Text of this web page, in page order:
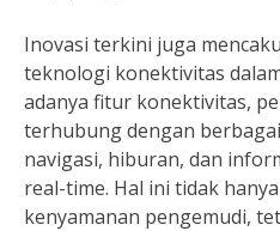
Inovasi terkini juga
teknologi konektivitas
adanya fitur konektivitas,
terhubung dengan
navigasi, hiburan, dan
real-time. Hal ini tidak
kenyamanan pengemudi,